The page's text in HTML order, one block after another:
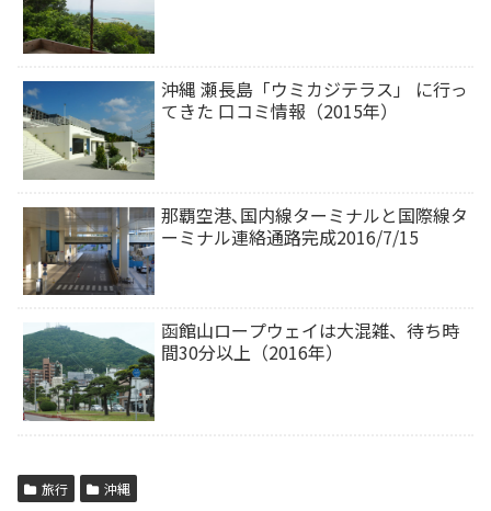
沖縄 瀬長島「ウミカジテラス」 に行っ
てきた 口コミ情報（2015年）
那覇空港､国内線ターミナルと国際線タ
ーミナル連絡通路完成2016/7/15
函館山ロープウェイは大混雑、待ち時
間30分以上（2016年）
旅行 沖縄